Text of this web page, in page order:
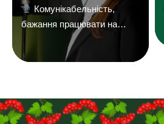
Комунікабельність,
бажання працювати на
результат і досвід у
продажах — плюс.
пошту:uhreklama1@gmail.com